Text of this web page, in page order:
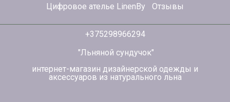
Цифровое ателье LinenBy
Отзывы
+375298966294
"Льняной сундучок"
интернет-магазин дизайнерской одежды и
аксессуаров из натурального льна